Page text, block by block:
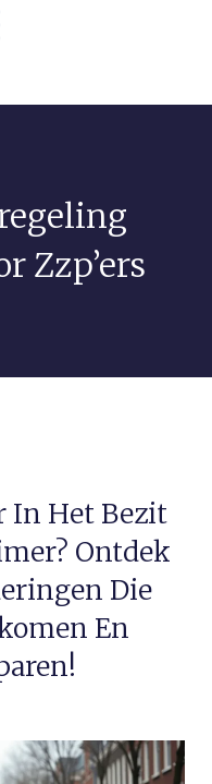
Zzp’ers
In Het Bezit
Ontdek
Die
En